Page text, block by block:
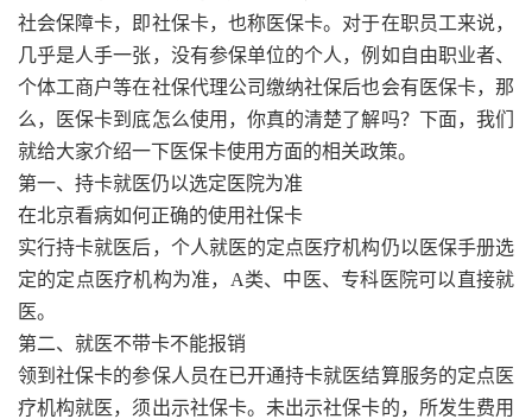
社会保障卡，即社保卡，也称医保卡。对于在职员工来说，
几乎是人手一张，没有参保单位的个人，例如自由职业者、
个体工商户等在社保代理公司缴纳社保后也会有医保卡，那
么，医保卡到底怎么使用，你真的清楚了解吗？下面，我们
就给大家介绍一下医保卡使用方面的相关政策。
第一、持卡就医仍以选定医院为准
在北京看病如何正确的使用社保卡
实行持卡就医后，个人就医的定点医疗机构仍以医保手册选
定的定点医疗机构为准，A类、中医、专科医院可以直接就
医。
第二、就医不带卡不能报销
领到社保卡的参保人员在已开通持卡就医结算服务的定点医
疗机构就医，须出示社保卡。未出示社保卡的，所发生费用